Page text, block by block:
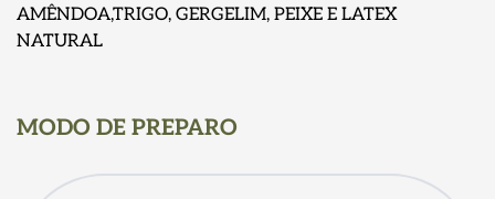
AMÊNDOA,TRIGO, GERGELIM, PEIXE E LATEX
NATURAL
MODO DE PREPARO